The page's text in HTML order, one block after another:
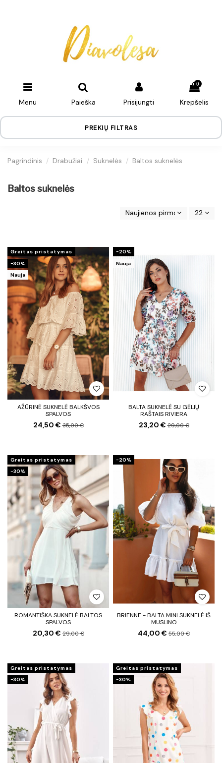
Menu Paieška Prisijungti
0
Krepšelis
PREKIŲ FILTRAS
Pagrindinis Drabužiai Suknelės Baltos suknelės
Baltos suknelės
Naujienos pirmos 22
Greitas pristatymas
−30%
Nauja
AŽŪRINĖ SUKNELĖ BALKŠVOS
SPALVOS
24,50 €35,00 €
−20%
Nauja
BALTA SUKNELĖ SU GĖLIŲ
RAŠTAIS RIVIERA
23,20 €29,00 €
Greitas pristatymas
−30%
ROMANTIŠKA SUKNELĖ BALTOS
SPALVOS
20,30 €29,00 €
−20%
BRIENNE - BALTA MINI SUKNELĖ IŠ
MUSLINO
44,00 € 55,00 €
Greitas pristatymas
−30%
Greitas pristatymas
−30%